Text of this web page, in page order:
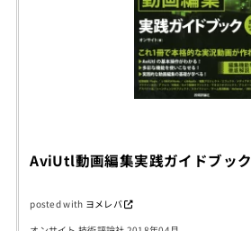
AviUtl動画編集実践ガイドブック
posted with ヨメレバ